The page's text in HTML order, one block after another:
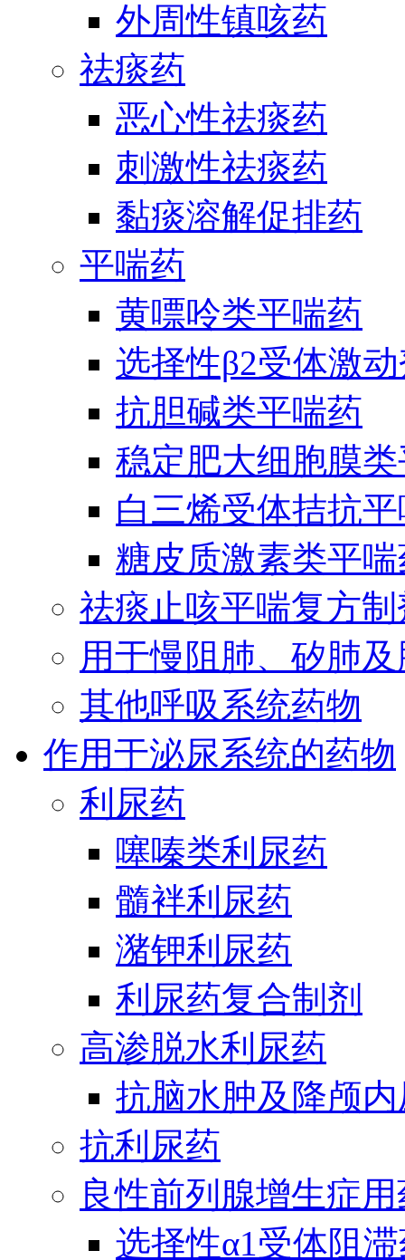
外周性镇咳药
祛痰药
恶心性祛痰药
刺激性祛痰药
黏痰溶解促排药
平喘药
黄嘌呤类平喘药
选择性β2受体激
抗胆碱类平喘药
稳定肥大细胞膜
白三烯受体拮抗
糖皮质激素类平
祛痰止咳平喘复方制
用于慢阻肺、矽肺
其他呼吸系统药物
作用于泌尿系统的药物
利尿药
噻嗪类利尿药
髓袢利尿药
潴钾利尿药
利尿药复合制剂
高渗脱水利尿药
抗脑水肿及降颅
抗利尿药
良性前列腺增生症
选择性α1受体阻